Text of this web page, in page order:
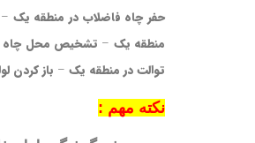
حفر چاه فاضلاب در منطقه یک –
منطقه یک – تشخیص محل چاه
توالت در منطقه یک – باز کردن
نکته مهم :